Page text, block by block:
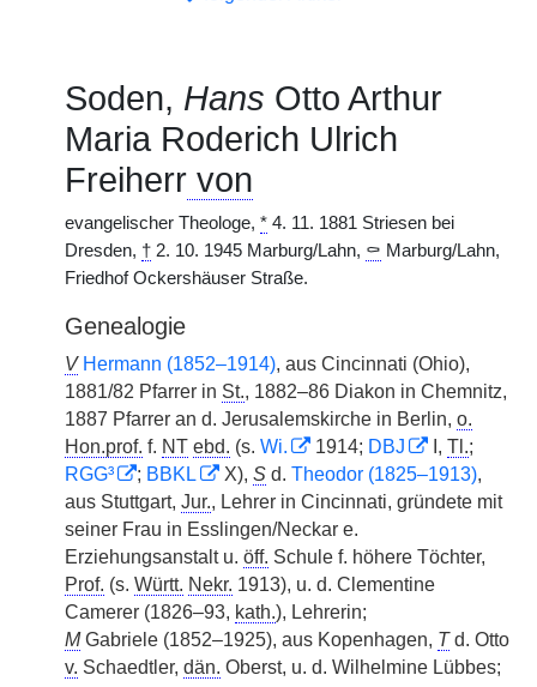
Soden, Hans Otto Arthur
Maria Roderich Ulrich
Freiherr von
evangelischer Theologe, * 4. 11. 1881 Striesen bei
Dresden, † 2. 10. 1945 Marburg/Lahn, ⚰ Marburg/Lahn,
Friedhof Ockershäuser Straße.
Genealogie
V Hermann (1852–1914), aus Cincinnati (Ohio),
1881/82 Pfarrer in St., 1882–86 Diakon in Chemnitz,
1887 Pfarrer an d. Jerusalemskirche in Berlin, o.
Hon.prof. f. NT ebd. (s. Wi. 1914; DBJ I, Tl.;
RGG³
; BBKL X), S d. Theodor (1825–1913),
aus Stuttgart, Jur., Lehrer in Cincinnati, gründete mit
seiner Frau in Esslingen/Neckar e.
Erziehungsanstalt u. öff. Schule f. höhere Töchter,
Prof. (s. Württ. Nekr. 1913), u. d. Clementine
Camerer (1826–93, kath.), Lehrerin;
MGabriele (1852–1925), aus Kopenhagen, Td. Otto
v. Schaedtler, dän. Oberst, u. d. Wilhelmine Lübbes;